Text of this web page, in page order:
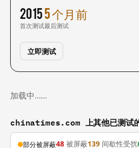
2015
首次测试
5 个月前
最后测试
立即测试
加载中……
chinatimes.com 上其他已测试
部分被屏蔽48 被屏蔽139 间歇性受扰